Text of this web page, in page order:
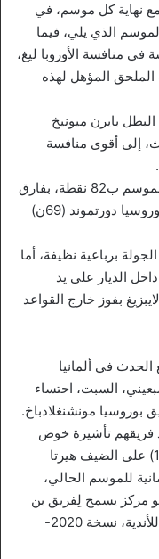
مع نهاية كل موسم، في
الذي يلي، فيما
في منافسة الأوروبا ليغ،
الملحق المؤهل لهذه
بايرن ميونيخ
إلى أقوى منافسة
وأنهى بطل “البوندسليغا”، بايرن ميونيخ، الموسم ب82 نقطة، بفارق
13 و 16 خطوة على التوالي عن ملاحقيه بوروسيا دورتموند (69ن)
برباعية نظيفة، أما
الديار على يد
لايبزيغ بفوز خارج القواعد
في ألمانيا
السبت، احتساء
بوروسيا مونشنغلادباخ.
فريقهم تأشيرة خوض
منافسة رابطة أبطال أوروبا، بعد الفوز (2-1) على الضيف هيرتا
للموسم الحالي،
مركز يسمح لِفريق بن
سبعيني بِخوض المنافسة الأوروبية الأولى للأندية، نسخة 2020-